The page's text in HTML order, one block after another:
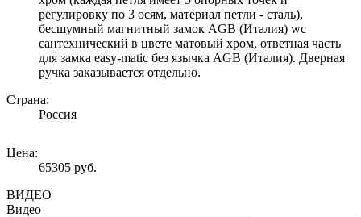
регулировку по 3 осям, материал петли - сталь),
бесшумный магнитный замок AGB (Италия) wc
сантехнический в цвете матовый хром, ответная часть
для замка easy-matic без язычка AGB (Италия). Дверная
ручка заказывается отдельно.
Страна:
Россия
Цена:
65305 руб.
ВИДЕО
Видео